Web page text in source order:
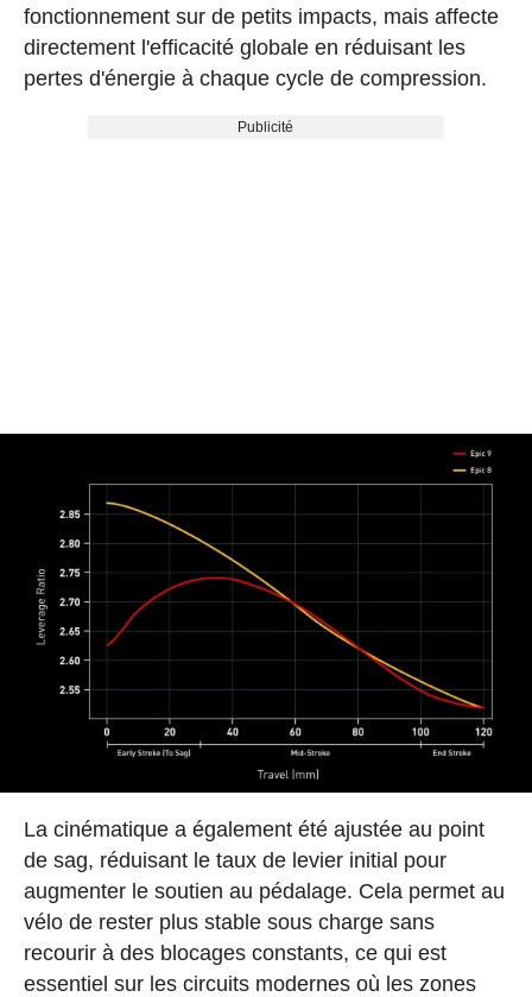
fonctionnement sur de petits impacts, mais affecte
directement l'efficacité globale en réduisant les
pertes d'énergie à chaque cycle de compression.
Publicité
La cinématique a également été ajustée au point
de sag, réduisant le taux de levier initial pour
augmenter le soutien au pédalage. Cela permet au
vélo de rester plus stable sous charge sans
recourir à des blocages constants, ce qui est
essentiel sur les circuits modernes où les zones